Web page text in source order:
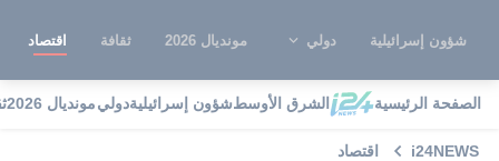
شؤون إسرائيلية دولي مونديال 2026 ثقافة اقتصاد
الصفحة الرئيسية الشرق الأوسطشؤون إسرائيليةدوليمونديال 2026
i24NEWS اقتصاد